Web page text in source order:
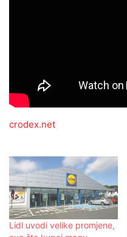
crodex.net
Lidl uvodi velike promjene,